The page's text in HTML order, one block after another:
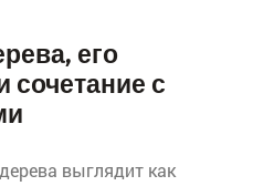
его
сочетание с
выглядит как